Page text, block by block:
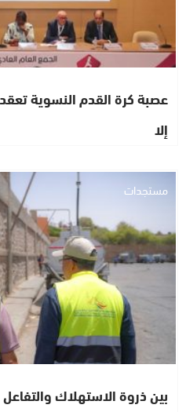
عصبة كرة القدم النسوية
إلا
مستجدات
بين ذروة الاستهلاك